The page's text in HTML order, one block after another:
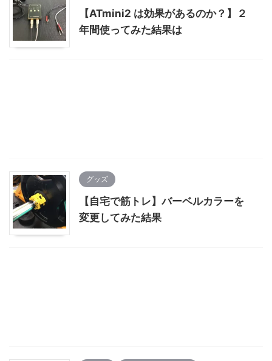
【ATmini2 は効果があるのか？】２
年間使ってみた結果は
グッズ
【自宅で筋トレ】バーベルカラーを
変更してみた結果